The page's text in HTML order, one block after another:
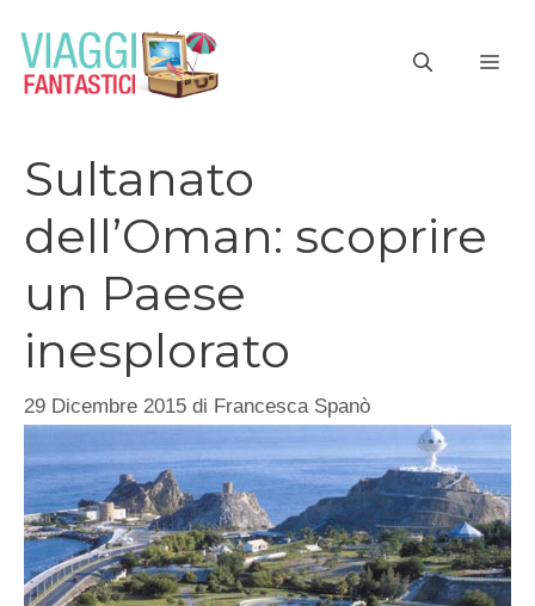
contenuto
Sultanato
dell’Oman: scoprire
un Paese
inesplorato
29 Dicembre 2015 di Francesca Spanò